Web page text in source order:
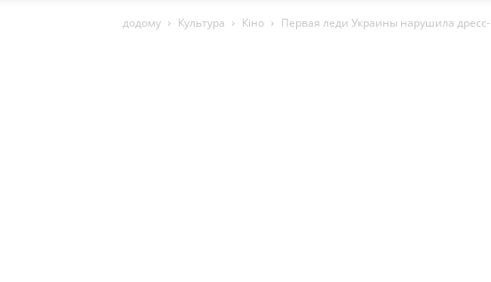
додому Культура Кіно Первая леди Украины нарушила